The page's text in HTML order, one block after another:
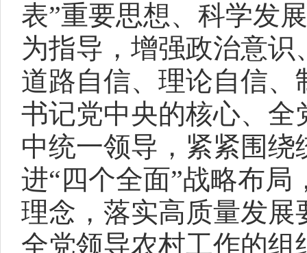
表”重要思想、科学发
为指导，增强政治意
道路自信、理论自信
书记党中央的核心、
中统一领导，紧紧围绕
进“四个全面”战略布
理念，落实高质量发
全党领导农村工作的